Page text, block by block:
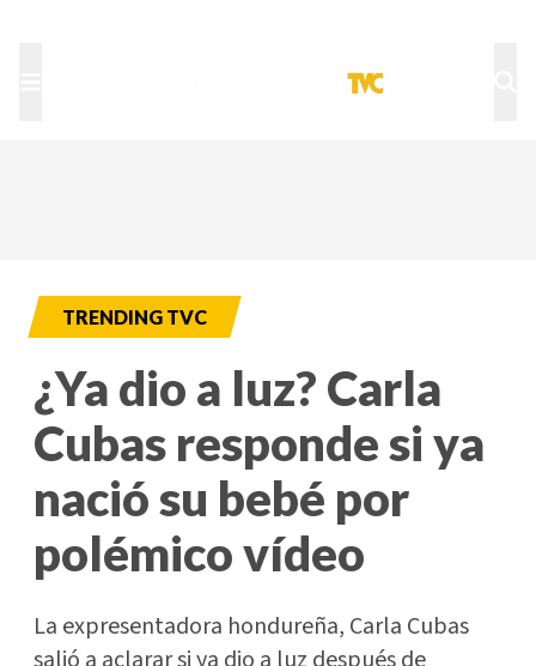
TRENDING TVC
¿Ya dio a luz? Carla
Cubas responde si ya
nació su bebé por
polémico vídeo
La expresentadora hondureña, Carla Cubas